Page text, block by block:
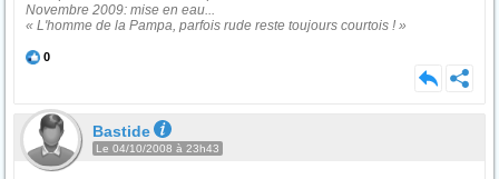
Novembre 2009: mise en eau...
« L'homme de la Pampa, parfois rude reste toujours courtois ! »
0
Bastide
Le 04/10/2008 à 23h43